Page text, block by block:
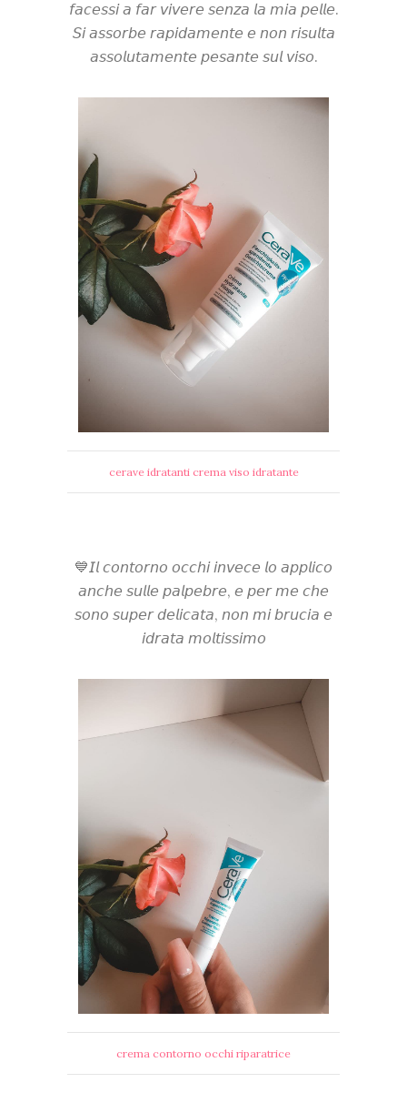
𝘧𝘢𝘤𝘦𝘴𝘴𝘪 𝘢 𝘧𝘢𝘳 𝘷𝘪𝘷𝘦𝘳𝘦 𝘴𝘦𝘯𝘻𝘢 𝘭𝘢 𝘮𝘪𝘢 𝘱𝘦𝘭𝘭𝘦.
𝘚𝘪 𝘢𝘴𝘴𝘰𝘳𝘣𝘦 𝘳𝘢𝘱𝘪𝘥𝘢𝘮𝘦𝘯𝘵𝘦 𝘦 𝘯𝘰𝘯 𝘳𝘪𝘴𝘶𝘭𝘵𝘢
𝘢𝘴𝘴𝘰𝘭𝘶𝘵𝘢𝘮𝘦𝘯𝘵𝘦 𝘱𝘦𝘴𝘢𝘯𝘵𝘦 𝘴𝘶𝘭 𝘷𝘪𝘴𝘰.
cerave idratanti crema viso idratante
💙𝘐𝘭 𝘤𝘰𝘯𝘵𝘰𝘳𝘯𝘰 𝘰𝘤𝘤𝘩𝘪 𝘪𝘯𝘷𝘦𝘤𝘦 𝘭𝘰 𝘢𝘱𝘱𝘭𝘪𝘤𝘰
𝘢𝘯𝘤𝘩𝘦 𝘴𝘶𝘭𝘭𝘦 𝘱𝘢𝘭𝘱𝘦𝘣𝘳𝘦, 𝘦 𝘱𝘦𝘳 𝘮𝘦 𝘤𝘩𝘦
𝘴𝘰𝘯𝘰 𝘴𝘶𝘱𝘦𝘳 𝘥𝘦𝘭𝘪𝘤𝘢𝘵𝘢, 𝘯𝘰𝘯 𝘮𝘪 𝘣𝘳𝘶𝘤𝘪𝘢 𝘦
𝘪𝘥𝘳𝘢𝘵𝘢 𝘮𝘰𝘭𝘵𝘪𝘴𝘴𝘪𝘮𝘰
crema contorno occhi riparatrice